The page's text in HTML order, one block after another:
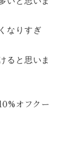
なりすぎ
ると思いま
オフクー